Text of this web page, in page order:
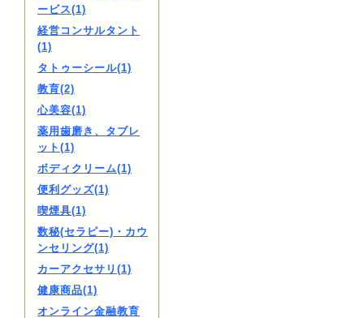
ービス(1)
経営コンサルタント
(1)
タトゥーシール(1)
教育(2)
心美容(1)
薬用歯磨き、タブレ
ット(1)
ボディクリーム(1)
便利グッズ(1)
喫煙具(1)
数秘(セラピー)・カウ
ンセリング(1)
カーアクセサリ(1)
健康商品(1)
オンライン金融教育